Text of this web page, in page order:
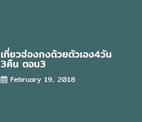
เที่ยวฮ่องกงด้วยตัวเอง4วัน
3คืน ตอน3
February 19, 2018